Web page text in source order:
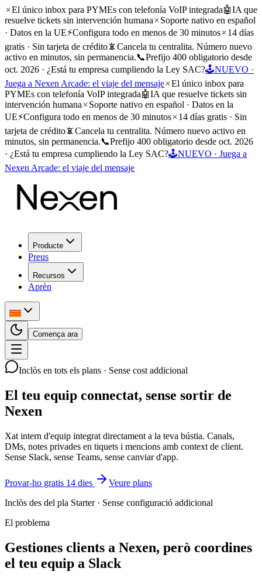
El único inbox para PYMEs con telefonía VoIP integrada🤖IA que
resuelve tickets sin intervención humana
Soporte nativo en español
· Datos en la UE⚡Configura todo en menos de 30 minutos
14 días
gratis · Sin tarjeta de crédito📵Cancela tu centralita. Número nuevo
activo en minutos, sin permanencia.📞Prefijo 400 obligatorio desde
oct. 2026 · ¿Está tu empresa cumpliendo la Ley SAC?🕹️NUEVO ·
Juega a Nexen Arcade: el viaje del mensaje
El único inbox para
PYMEs con telefonía VoIP integrada🤖IA que resuelve tickets sin
intervención humana
Soporte nativo en español · Datos en la
UE⚡Configura todo en menos de 30 minutos
14 días gratis · Sin
tarjeta de crédito📵Cancela tu centralita. Número nuevo activo en
minutos, sin permanencia.📞Prefijo 400 obligatorio desde oct. 2026
· ¿Está tu empresa cumpliendo la Ley SAC?🕹️NUEVO · Juega a
Nexen Arcade: el viaje del mensaje
Producte
Preus
Recursos
Aprèn
Comença ara
Inclòs en tots els plans · Sense cost addicional
El teu equip connectat, sense sortir de
Nexen
Xat intern d'equip integrat directament a la teva bústia. Canals,
DMs, notes privades en tiquets i mencions amb context de client.
Sense Slack, sense Teams, sense canviar d'app.
Provar-ho gratis 14 dies
Veure plans
Inclòs des del pla Starter · Sense configuració addicional
El problema
Gestiones clients a Nexen, però coordines
el teu equip a Slack